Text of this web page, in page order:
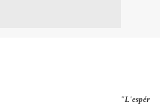
"L'espér